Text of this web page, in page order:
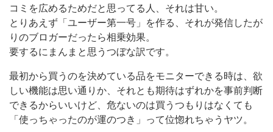
コミを広めるためだと思ってる人、それは甘い。
とりあえず「ユーザー第一号」を作る、それが発信したが
りのブロガーだったら相乗効果。
要するにまんまと思うつぼな訳です。
最初から買うのを決めている品をモニターできる時は、欲
しい機能は思い通りか、それとも期待はずれかを事前判断
できるからいいけど、危ないのは買うつもりはなくても
「使っちゃったのが運のつき」って位惚れちゃうヤツ。